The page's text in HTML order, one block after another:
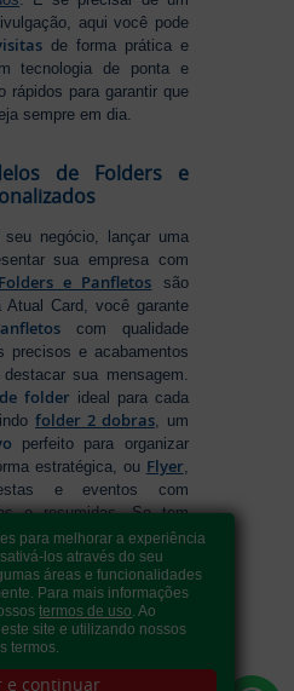
aqui você pode
de forma prática e
tecnologia de ponta e
rápidos para garantir que
sempre em dia.
de Folders e
seu negócio, lançar uma
sua empresa com
Folders e Panfletos são
Atual Card, você garante
com qualidade
precisos e acabamentos
sua mensagem.
folder ideal para cada
folder 2 dobras, um
perfeito para organizar
estratégica, ou Flyer
e eventos com
e resumidas. Se tem
fazer folders, conte
de formatos e opções
que realmente se
ágil, entrega rápida e
para levar sua
nível!
para melhorar a experiência
los através do seu
áreas e funcionalidades
Para mais informações
termos de uso. Ao
site e utilizando nossos
termos.
e continuar